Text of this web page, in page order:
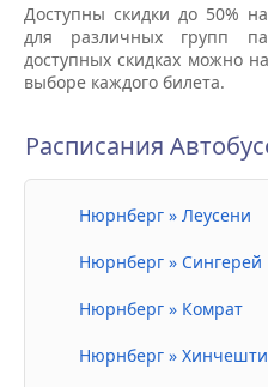
Доступны скидки до 50%
для различных групп
доступных скидках можно
выборе каждого билета.
Расписания
Нюрнберг » Леусени
Нюрнберг » Сингерей
Нюрнберг » Комрат
Нюрнберг » Хинчешти